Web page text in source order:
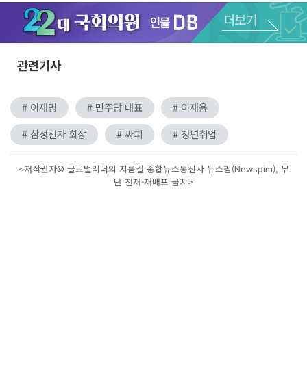
Unmute
관련기사
# 이재명 # 민주당 대표
# 이재용
# 삼성전자 회장
# 싸피 # 청년취업
<저작권자© 글로벌리더의 지름길 종합뉴스통신사 뉴스핌(Newspim), 무
단 전재-재배포 금지>